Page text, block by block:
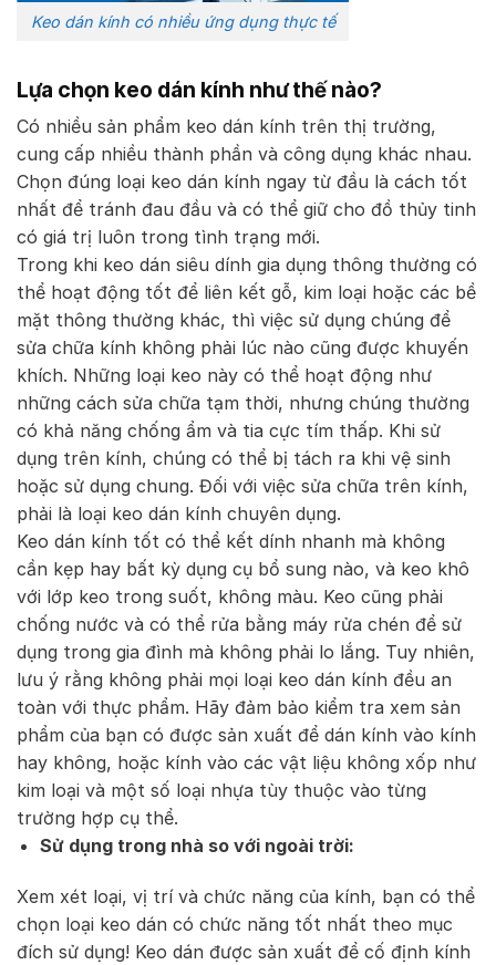
Keo dán kính có nhiều ứng dụng thực tế
Lựa chọn keo dán kính như thế nào?
Có nhiều sản phẩm keo dán kính trên thị trường,
cung cấp nhiều thành phần và công dụng khác nhau.
Chọn đúng loại keo dán kính ngay từ đầu là cách tốt
nhất để tránh đau đầu và có thể giữ cho đồ thủy tinh
có giá trị luôn trong tình trạng mới.
Trong khi keo dán siêu dính gia dụng thông thường có
thể hoạt động tốt để liên kết gỗ, kim loại hoặc các bề
mặt thông thường khác, thì việc sử dụng chúng để
sửa chữa kính không phải lúc nào cũng được khuyến
khích. Những loại keo này có thể hoạt động như
những cách sửa chữa tạm thời, nhưng chúng thường
có khả năng chống ẩm và tia cực tím thấp. Khi sử
dụng trên kính, chúng có thể bị tách ra khi vệ sinh
hoặc sử dụng chung. Đối với việc sửa chữa trên kính,
phải là loại keo dán kính chuyên dụng.
Keo dán kính tốt có thể kết dính nhanh mà không
cần kẹp hay bất kỳ dụng cụ bổ sung nào, và keo khô
với lớp keo trong suốt, không màu. Keo cũng phải
chống nước và có thể rửa bằng máy rửa chén để sử
dụng trong gia đình mà không phải lo lắng. Tuy nhiên,
lưu ý rằng không phải mọi loại keo dán kính đều an
toàn với thực phẩm. Hãy đảm bảo kiểm tra xem sản
phẩm của bạn có được sản xuất để dán kính vào kính
hay không, hoặc kính vào các vật liệu không xốp như
kim loại và một số loại nhựa tùy thuộc vào từng
trường hợp cụ thể.
Sử dụng trong nhà so với ngoài trời:
Xem xét loại, vị trí và chức năng của kính, bạn có thể
chọn loại keo dán có chức năng tốt nhất theo mục
đích sử dụng! Keo dán được sản xuất để cố định kính